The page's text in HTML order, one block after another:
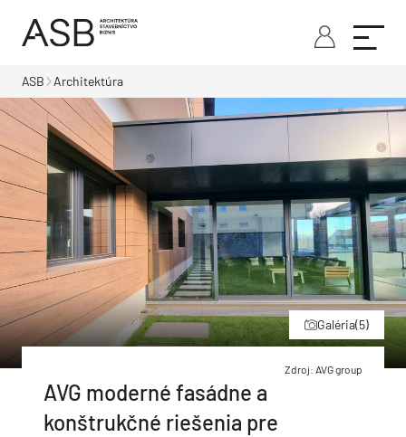
ASB Architektúra
Galéria(5)
Zdroj: AVG group
AVG moderné fasádne a
konštrukčné riešenia pre